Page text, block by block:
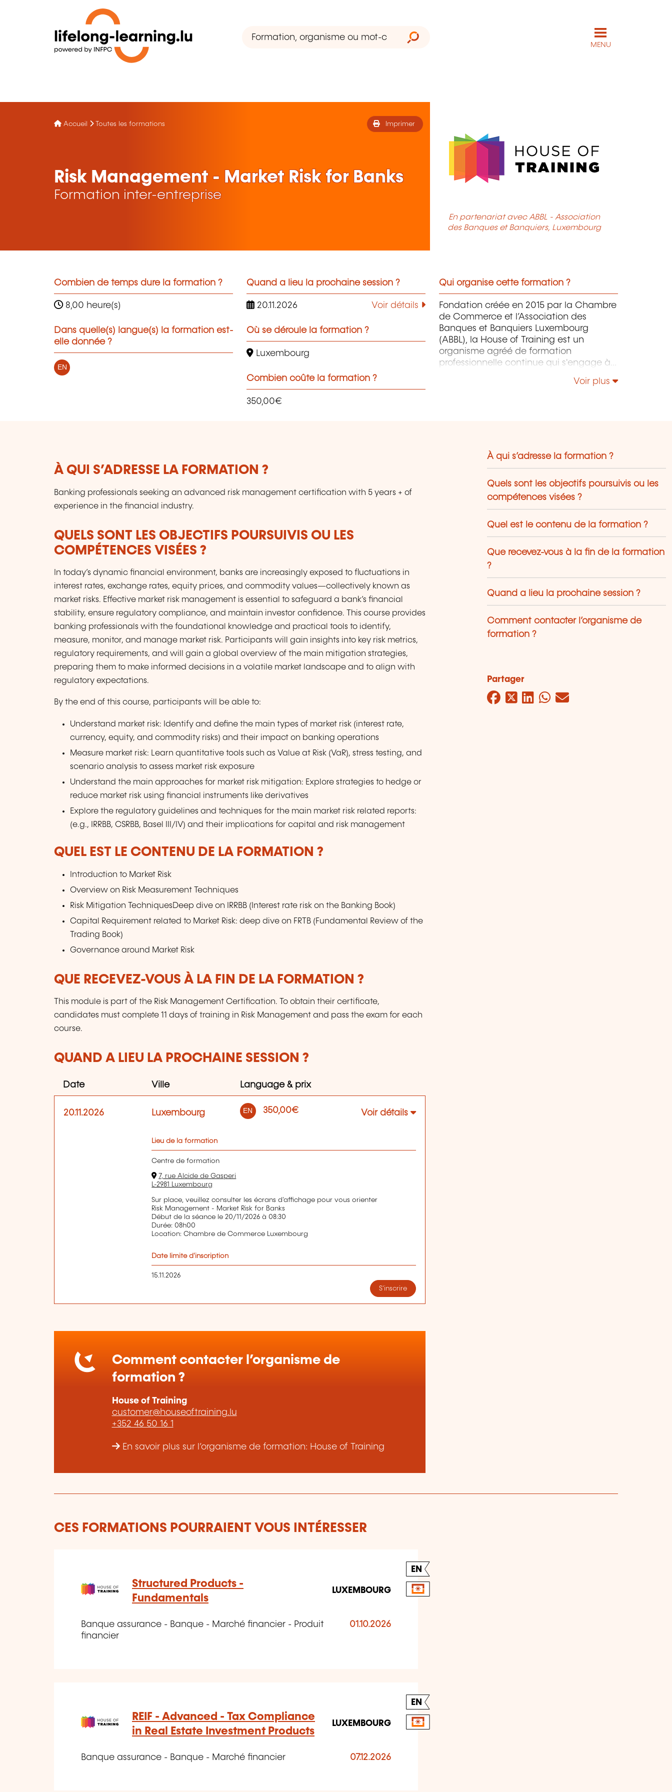
MENU
Accueil Toutes les formations Imprimer
Risk Management - Market Risk for Banks
Formation inter-entreprise
En partenariat avec ABBL - Association
des Banques et Banquiers, Luxembourg
Combien de temps dure la formation ?
8,00 heure(s)
Dans quelle(s) langue(s) la formation est-
elle donnée ?
EN
Quand a lieu la prochaine session ?
20.11.2026 Voir détails
Où se déroule la formation ?
Luxembourg
Combien coûte la formation ?
350,00€
Qui organise cette formation ?
Fondation créée en 2015 par la Chambre
de Commerce et l’Association des
Banques et Banquiers Luxembourg
(ABBL), la House of Training est un
organisme agréé de formation
professionnelle continue qui s'engage à
et à l'attractivité du Luxembourg en
Voir plus
À QUI S’ADRESSE LA FORMATION ?
Banking professionals seeking an advanced risk management certification with 5 years + of
experience in the financial industry.
QUELS SONT LES OBJECTIFS POURSUIVIS OU LES
COMPÉTENCES VISÉES ?
In today’s dynamic financial environment, banks are increasingly exposed to fluctuations in
interest rates, exchange rates, equity prices, and commodity values—collectively known as
market risks. Effective market risk management is essential to safeguard a bank’s financial
stability, ensure regulatory compliance, and maintain investor confidence. This course provides
banking professionals with the foundational knowledge and practical tools to identify,
measure, monitor, and manage market risk. Participants will gain insights into key risk metrics,
regulatory requirements, and will gain a global overview of the main mitigation strategies,
preparing them to make informed decisions in a volatile market landscape and to align with
regulatory expectations.
By the end of this course, participants will be able to:
Understand market risk: Identify and define the main types of market risk (interest rate,
currency, equity, and commodity risks) and their impact on banking operations
Measure market risk: Learn quantitative tools such as Value at Risk (VaR), stress testing, and
scenario analysis to assess market risk exposure
Understand the main approaches for market risk mitigation: Explore strategies to hedge or
reduce market risk using financial instruments like derivatives
Explore the regulatory guidelines and techniques for the main market risk related reports:
(e.g., IRRBB, CSRBB, Basel III/IV) and their implications for capital and risk management
QUEL EST LE CONTENU DE LA FORMATION ?
Introduction to Market Risk
Overview on Risk Measurement Techniques
Risk Mitigation TechniquesDeep dive on IRRBB (Interest rate risk on the Banking Book)
Capital Requirement related to Market Risk: deep dive on FRTB (Fundamental Review of the
Trading Book)
Governance around Market Risk
QUE RECEVEZ-VOUS À LA FIN DE LA FORMATION ?
This module is part of the Risk Management Certification. To obtain their certificate,
candidates must complete 11 days of training in Risk Management and pass the exam for each
course.
QUAND A LIEU LA PROCHAINE SESSION ?
Date Ville Language & prix
20.11.2026 Luxembourg EN 350,00€ Voir détails
Lieu de la formation
Centre de formation
7, rue Alcide de Gasperi
L-2981 Luxembourg
Sur place, veuillez consulter les écrans d'affichage pour vous orienter
Risk Management - Market Risk for Banks
Début de la séance le 20/11/2026 à 08:30
Durée: 08h00
Location: Chambre de Commerce Luxembourg
Date limite d'inscription
15.11.2026
S'inscrire
Comment contacter l’organisme de
formation ?
House of Training
customer@houseoftraining.lu
+352 46 50 16 1
En savoir plus sur l’organisme de formation: House of Training
À qui s’adresse la formation ?
Quels sont les objectifs poursuivis ou les
compétences visées ?
Quel est le contenu de la formation ?
Que recevez-vous à la fin de la formation
?
Quand a lieu la prochaine session ?
Comment contacter l’organisme de
formation ?
Partager
Facebook
Twitter
LinkedIn
WhatsApp
Mail
CES FORMATIONS POURRAIENT VOUS INTÉRESSER
EN
Structured Products -
Fundamentals
LUXEMBOURG
Banque assurance - Banque - Marché financier - Produit
financier
01.10.2026
EN
REIF - Advanced - Tax Compliance
in Real Estate Investment Products
LUXEMBOURG
Banque assurance - Banque - Marché financier 07.12.2026